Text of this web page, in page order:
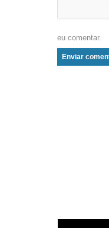
eu comentar.